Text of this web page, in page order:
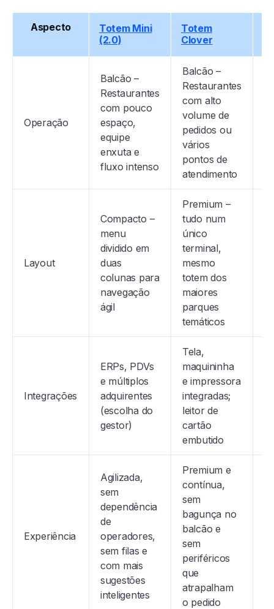
Aspecto
Totem Mini
(2.0)
Totem
Clover
Operação
Balcão –
Restaurantes
com pouco
espaço,
equipe
enxuta e
fluxo intenso
Balcão –
Restaurantes
com alto
volume de
pedidos ou
vários
pontos de
atendimento
Layout
Compacto –
menu
dividido em
duas
colunas para
navegação
ágil
Premium –
tudo num
único
terminal,
mesmo
totem dos
maiores
parques
temáticos
Integrações
ERPs, PDVs
e múltiplos
adquirentes
(escolha do
gestor)
Tela,
maquininha
e impressora
integradas;
leitor de
cartão
embutido
Experiência
Agilizada,
sem
dependência
de
operadores,
sem filas e
com mais
sugestões
inteligentes
Premium e
contínua,
sem
bagunça no
balcão e
sem
periféricos
que
atrapalham
o pedido